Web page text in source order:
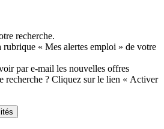
recherche.
rubrique « Mes alertes emploi » de votre
par e-mail les nouvelles offres
recherche ? Cliquez sur le lien « Activer